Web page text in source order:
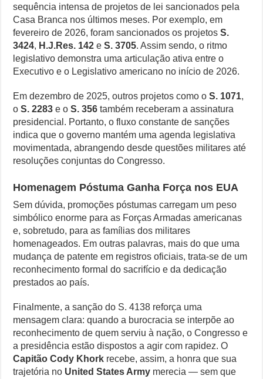
sequência intensa de projetos de lei sancionados pela
Casa Branca nos últimos meses. Por exemplo, em
fevereiro de 2026, foram sancionados os projetosS.
3424, H.J.Res. 142 eS. 3705. Assim sendo, o ritmo
legislativo demonstra uma articulação ativa entre o
Executivo e o Legislativo americano no início de 2026.
Em dezembro de 2025, outros projetos como oS. 1071,
oS. 2283 e oS. 356 também receberam a assinatura
presidencial. Portanto, o fluxo constante de sanções
indica que o governo mantém uma agenda legislativa
movimentada, abrangendo desde questões militares até
resoluções conjuntas do Congresso.
Homenagem Póstuma Ganha Força nos EUA
Sem dúvida, promoções póstumas carregam um peso
simbólico enorme para as Forças Armadas americanas
e, sobretudo, para as famílias dos militares
homenageados. Em outras palavras, mais do que uma
mudança de patente em registros oficiais, trata-se de um
reconhecimento formal do sacrifício e da dedicação
prestados ao país.
Finalmente, a sanção do S. 4138 reforça uma
mensagem clara: quando a burocracia se interpõe ao
reconhecimento de quem serviu à nação, o Congresso e
a presidência estão dispostos a agir com rapidez. O
Capitão Cody Khork recebe, assim, a honra que sua
trajetória no United States Army merecia — sem que